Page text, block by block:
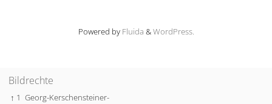
Powered byFluida &WordPress.
Bildrechte
↑ 1 Georg-Kerschensteiner-